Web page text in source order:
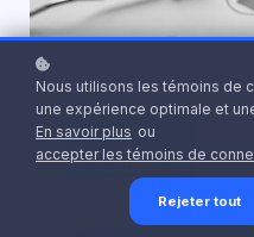
Nous utilisons les témoins de
une expérience optimale et
En savoir plus ou
accepter les témoins de
Rejeter tout